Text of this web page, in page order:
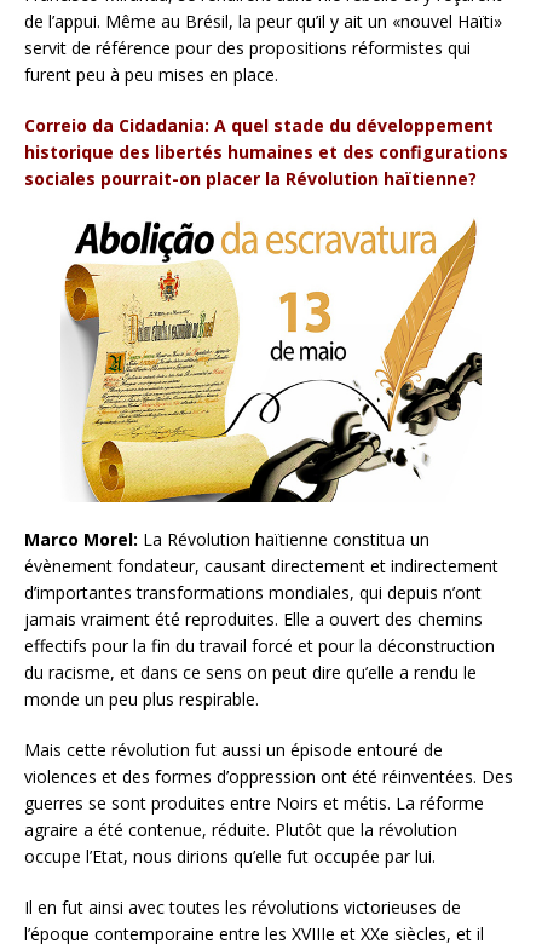
de l’appui. Même au Brésil, la peur qu’il y ait un «nouvel Haïti»
servit de référence pour des propositions réformistes qui
furent peu à peu mises en place.
Correio da Cidadania: A quel stade du développement
historique des libertés humaines et des configurations
sociales pourrait-on placer la Révolution haïtienne?
Marco Morel: La Révolution haïtienne constitua un
évènement fondateur, causant directement et indirectement
d’importantes transformations mondiales, qui depuis n’ont
jamais vraiment été reproduites. Elle a ouvert des chemins
effectifs pour la fin du travail forcé et pour la déconstruction
du racisme, et dans ce sens on peut dire qu’elle a rendu le
monde un peu plus respirable.
Mais cette révolution fut aussi un épisode entouré de
violences et des formes d’oppression ont été réinventées. Des
guerres se sont produites entre Noirs et métis. La réforme
agraire a été contenue, réduite. Plutôt que la révolution
occupe l’Etat, nous dirions qu’elle fut occupée par lui.
Il en fut ainsi avec toutes les révolutions victorieuses de
l’époque contemporaine entre les XVIIIe et XXe siècles, et il